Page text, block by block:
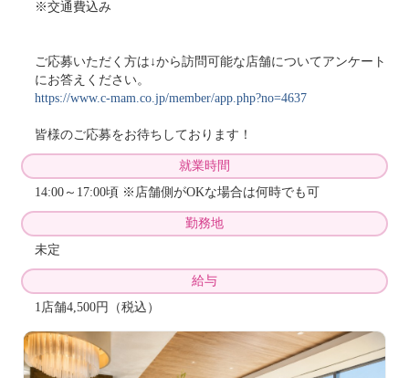
※交通費込み
ご応募いただく方は↓から訪問可能な店舗についてアンケート
にお答えください。
https://www.c-mam.co.jp/member/app.php?no=4637
皆様のご応募をお待ちしております！
就業時間
14:00～17:00頃 ※店舗側がOKな場合は何時でも可
勤務地
未定
給与
1店舗4,500円（税込）